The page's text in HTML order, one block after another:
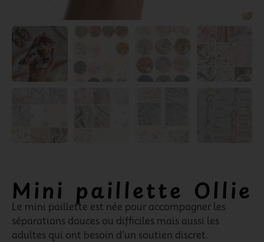
Mini paillette Ollie
Le mini paillette est née pour accompagner les
séparations douces ou difficiles mais aussi les
adultes qui ont besoin d’un soutien discret.